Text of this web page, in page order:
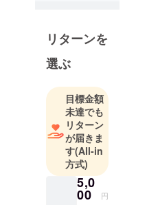
リターンを
選ぶ
目標金額
未達でも
リターン
が届きま
す(All-in
方式)
5,0
00 円